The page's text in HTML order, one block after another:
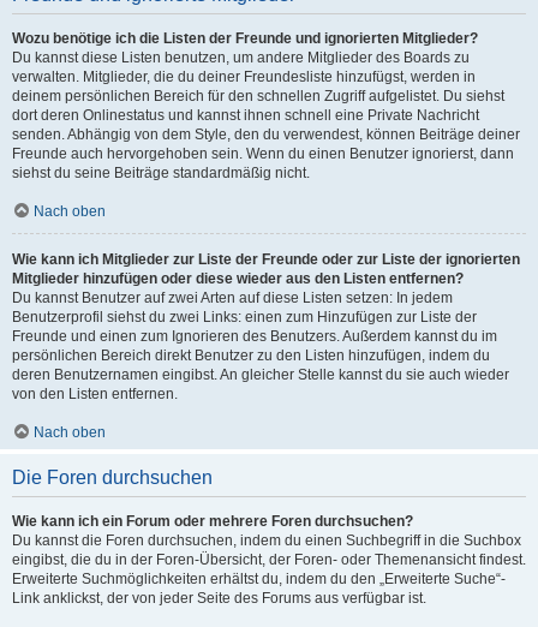
Wozu benötige ich die Listen der Freunde und ignorierten Mitglieder?
Du kannst diese Listen benutzen, um andere Mitglieder des Boards zu
verwalten. Mitglieder, die du deiner Freundesliste hinzufügst, werden in
deinem persönlichen Bereich für den schnellen Zugriff aufgelistet. Du siehst
dort deren Onlinestatus und kannst ihnen schnell eine Private Nachricht
senden. Abhängig von dem Style, den du verwendest, können Beiträge deiner
Freunde auch hervorgehoben sein. Wenn du einen Benutzer ignorierst, dann
siehst du seine Beiträge standardmäßig nicht.
Nach oben
Wie kann ich Mitglieder zur Liste der Freunde oder zur Liste der ignorierten
Mitglieder hinzufügen oder diese wieder aus den Listen entfernen?
Du kannst Benutzer auf zwei Arten auf diese Listen setzen: In jedem
Benutzerprofil siehst du zwei Links: einen zum Hinzufügen zur Liste der
Freunde und einen zum Ignorieren des Benutzers. Außerdem kannst du im
persönlichen Bereich direkt Benutzer zu den Listen hinzufügen, indem du
deren Benutzernamen eingibst. An gleicher Stelle kannst du sie auch wieder
von den Listen entfernen.
Nach oben
Die Foren durchsuchen
Wie kann ich ein Forum oder mehrere Foren durchsuchen?
Du kannst die Foren durchsuchen, indem du einen Suchbegriff in die Suchbox
eingibst, die du in der Foren-Übersicht, der Foren- oder Themenansicht findest.
Erweiterte Suchmöglichkeiten erhältst du, indem du den „Erweiterte Suche“-
Link anklickst, der von jeder Seite des Forums aus verfügbar ist.